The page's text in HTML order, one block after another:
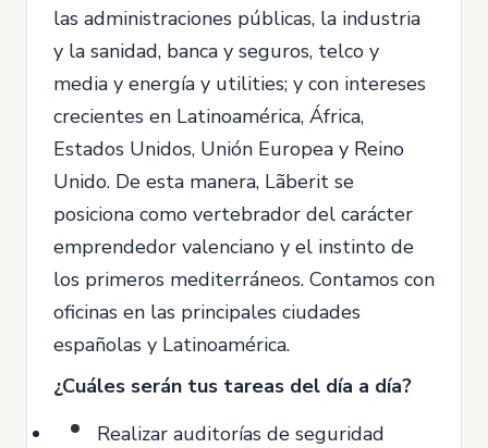
las administraciones públicas, la industria
y la sanidad, banca y seguros, telco y
media y energía y utilities; y con intereses
crecientes en Latinoamérica, África,
Estados Unidos, Unión Europea y Reino
Unido. De esta manera, Lãberit se
posiciona como vertebrador del carácter
emprendedor valenciano y el instinto de
los primeros mediterráneos. Contamos con
oficinas en las principales ciudades
españolas y Latinoamérica.
¿Cuáles serán tus tareas del día a día?
Realizar auditorías de seguridad